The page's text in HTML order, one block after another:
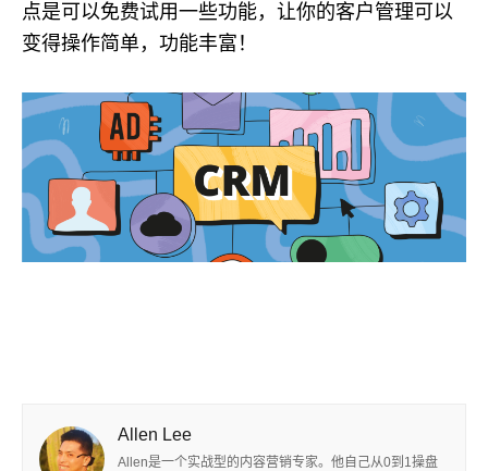
点是可以免费试用一些功能，让你的客户管理可以
变得操作简单，功能丰富！
Allen Lee
Allen是一个实战型的内容营销专家。他自己从0到1操盘